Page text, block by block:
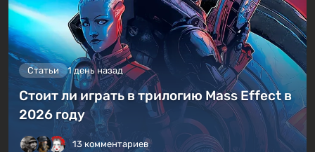
Статьи 1 день назад
Стоит ли играть в трилогию Mass Effect в
2026 году
13 комментариев